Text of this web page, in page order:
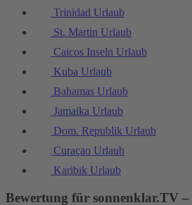
Trinidad Urlaub
St. Martin Urlaub
Caicos Inseln Urlaub
Kuba Urlaub
Bahamas Urlaub
Jamaika Urlaub
Dom. Republik Urlaub
Curaçao Urlaub
Karibik Urlaub
Bewertung für sonnenklar.TV